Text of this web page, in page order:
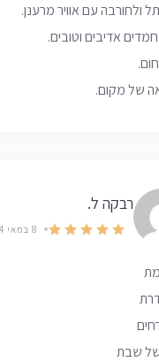
ולחורבה עם אוויר מרענן.
אדיבים וטובים.
של מקום.
רבקה ל.
8 במאי 2024
של שבת